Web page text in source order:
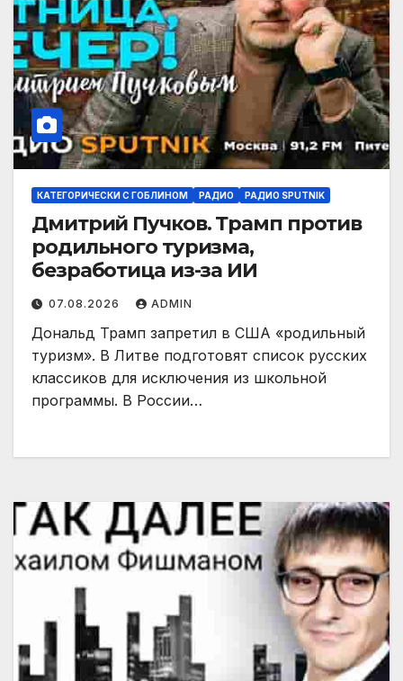
КАТЕГОРИЧЕСКИ С ГОБЛИНОМ РАДИО РАДИО SPUTNIK
Дмитрий Пучков. Трамп против
родильного туризма,
безработица из-за ИИ
07.08.2026 ADMIN
Дональд Трамп запретил в США «родильный
туризм». В Литве подготовят список русских
классиков для исключения из школьной
программы. В России…